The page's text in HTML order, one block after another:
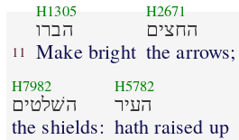
11
H1305
הברו
Make bright
H2671
החצים
the arrows;
H7982
השׁלטים
the shields:
H5782
העיר
hath raised up